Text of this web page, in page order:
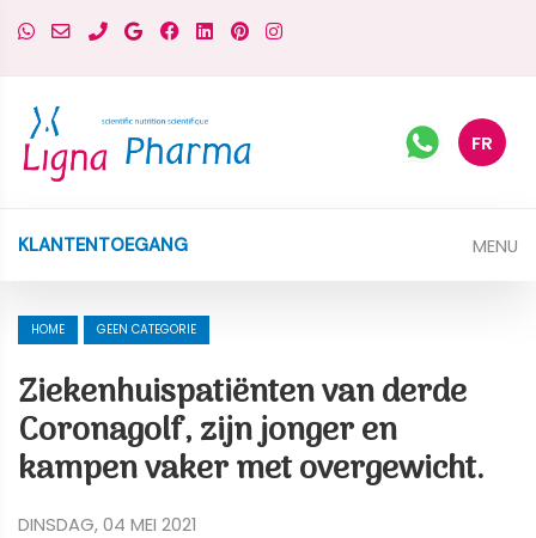
FR
KLANTENTOEGANG MENU
HOME GEEN CATEGORIE
Ziekenhuispatiënten van derde
Coronagolf, zijn jonger en
kampen vaker met overgewicht.
DINSDAG, 04 MEI 2021